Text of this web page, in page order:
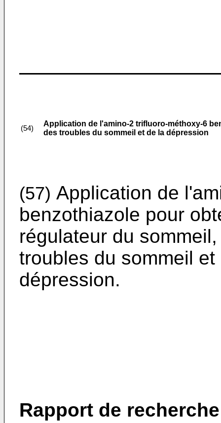
(54)
Application de l'amino-2 trifluoro-méthoxy-6
des troubles du sommeil et de la dépression
(57) Application de
benzothia­zole pour
régulateur du
troubles du sommeil
dépression.
Rapport de recherche